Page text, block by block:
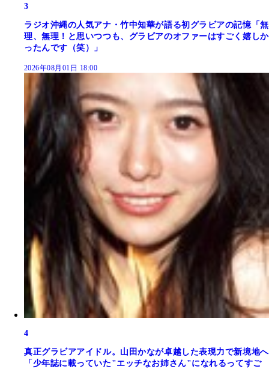
3
ラジオ沖縄の人気アナ・竹中知華が語る初グラビアの記憶「無
理、無理！と思いつつも、グラビアのオファーはすごく嬉しか
ったんです（笑）」
2026年08月01日 18:00
4
真正グラビアアイドル。山田かなが卓越した表現力で新境地へ
「少年誌に載っていた"エッチなお姉さん"になれるってすご